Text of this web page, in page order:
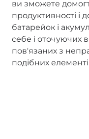
ви зможете
продуктивності і
батарейок і
себе і оточуючих
пов'язаних з
подібних